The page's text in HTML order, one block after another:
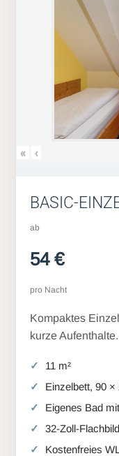
« ‹
BASIC-
ab
54 €
pro Nacht
Kompaktes
kurze Aufenthalte.
11 m²
Einzelbett, 90 ×
Eigenes Bad
32-Zoll-
Kostenfreies